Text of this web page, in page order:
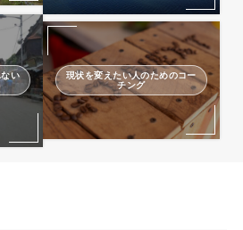
い
現状を変えたい人のためのコー
チング